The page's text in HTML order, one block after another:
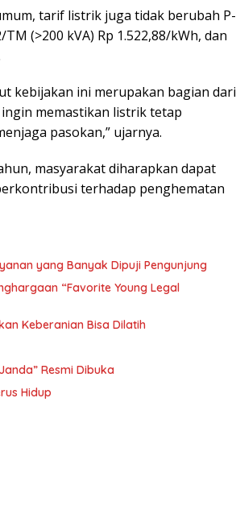
tarif listrik juga tidak berubah P-
(>200 kVA) Rp 1.522,88/kWh, dan
kebijakan ini merupakan bagian dari
memastikan listrik tetap
pasokan,” ujarnya.
masyarakat diharapkan dapat
terhadap penghematan
yang Banyak Dipuji Pengunjung
“Favorite Young Legal
Keberanian Bisa Dilatih
Resmi Dibuka
Hidup